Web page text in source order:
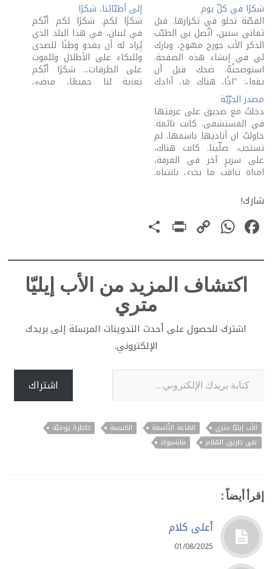
شكرًا في كلّ يوم
القصّة تحلو في تكرارها. قبل
ثماني سنين، اتّصل بي الطيّب
الذكر الأب جورج مسّوح، وبارك
لي في إنشاء هذه الصفحة.
استوضحتُهُ. ضحك قبل أن
يقول: "إذًا، هناك مَن أرادك
على الفايسبوك. اسأل الأخ
داني عبيد. فعلها معي من
قبل. أنشأ لي صفحتي،
ومضى". بعد أن أنهينا
المكالمة، أخذني فكري إلى…
إلى أطبّائنا، شكرًا
شكرًا لكم. شكرًا لكم أنّكم
في لبنان، في هذا البلد الذي
يُِراد له أن يغدو وطنًا للصدى
وللبكاء على الأطلال وللموت
على الطرقات... شكرًا أنّكم
تعزية لنا جميعًا، مرضى
مصدر الحرّيّة
دخلتُ مع صديق على غرفتها
في المستشفى. كانت نائمة.
حاولتُ ان أناديها باسمها. لم
تستجب. صلّينا. كانت هناك،
على سريرٍ آخر في الغرفة،
امراة تراقب ما يجري بانتباه.
وامرأتان. كانت وجوههم
تصارع من أجل أن تُرى أنّها
طبيعيّة. الوجه المستسلم
للقلق، للقلق الشديد، كان
شارك!
Facebook
WhatsApp
Copy
PrintFriendly
اكتشاف المزيد من الأب إيليّا
متري
اشترك للحصول على أحدث التدوينات المرسلة إلى بريدك
الإلكتروني.
كتابة بريدك الإلكتروني...
اشتراك
الأب إيليّا متري السّاعة التّاسعة الكنيسة
خاطرة يوميّة
على طريق السّلام
فايسبوك
إقرأ أيضاً :
أعلى كلام
01/08/2025